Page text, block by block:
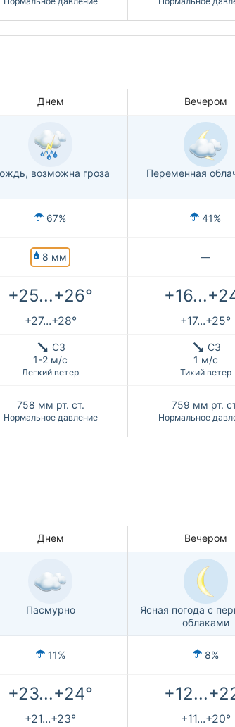
Днем Вечером
возможна гроза Переменная
67% 41%
8 мм —
+25...+26°
+27...+28° +17...+25°
СЗ
1-2 м/с
Легкий ветер
СЗ
1 м/с
Тихий ветер
758 мм рт. ст.
Нормальное давление
759 мм рт.
Нормальное
Днем Вечером
Пасмурно
Ясная погода с
облаками
11% 8%
+23...+24°
+21...+23° +11...+20°